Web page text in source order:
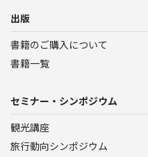
出版
書籍のご購入について
書籍一覧
セミナー・シンポジウム
観光講座
旅行動向シンポジウム